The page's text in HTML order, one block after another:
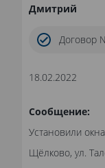
Дмитрий
Договор
18.02.2022
Сообщение:
Установили
Щёлково, ул.